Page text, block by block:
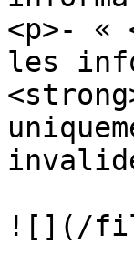
<p>- «
les
![](/